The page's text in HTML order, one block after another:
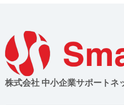
株式会社 中小企業サポートネ